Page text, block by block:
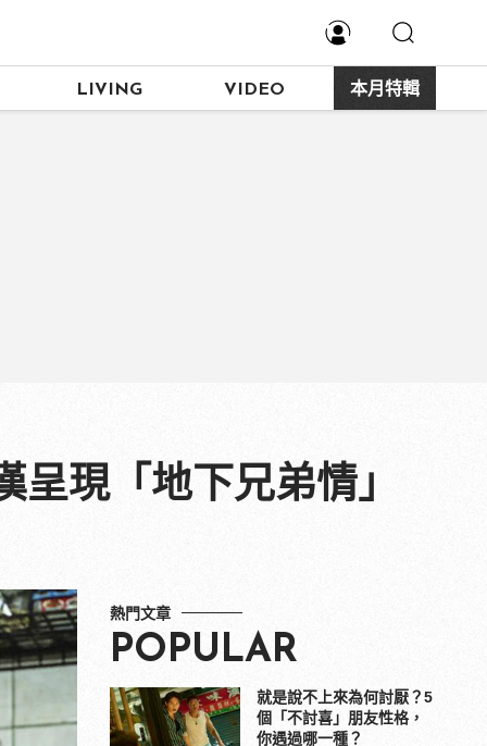
LIVING VIDEO 本月特輯
現「地下兄弟情」
熱門文章
POPULAR
就是說不上來為何討厭？5
個「不討喜」朋友性格，
你遇過哪一種？